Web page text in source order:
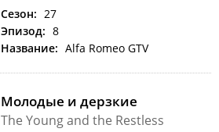
Сезон: 27
Эпизод: 8
Название: Alfa Romeo GTV
Молодые и дерзкие
The Young and the Restless